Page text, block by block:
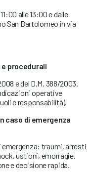
alle 13:00 e dalle
San Bartolomeo in via
procedurali
e del D.M. 388/2003.
operative
e responsabilità).
caso di emergenza
traumi, arresti
ustioni, emorragie.
e decisione rapida.